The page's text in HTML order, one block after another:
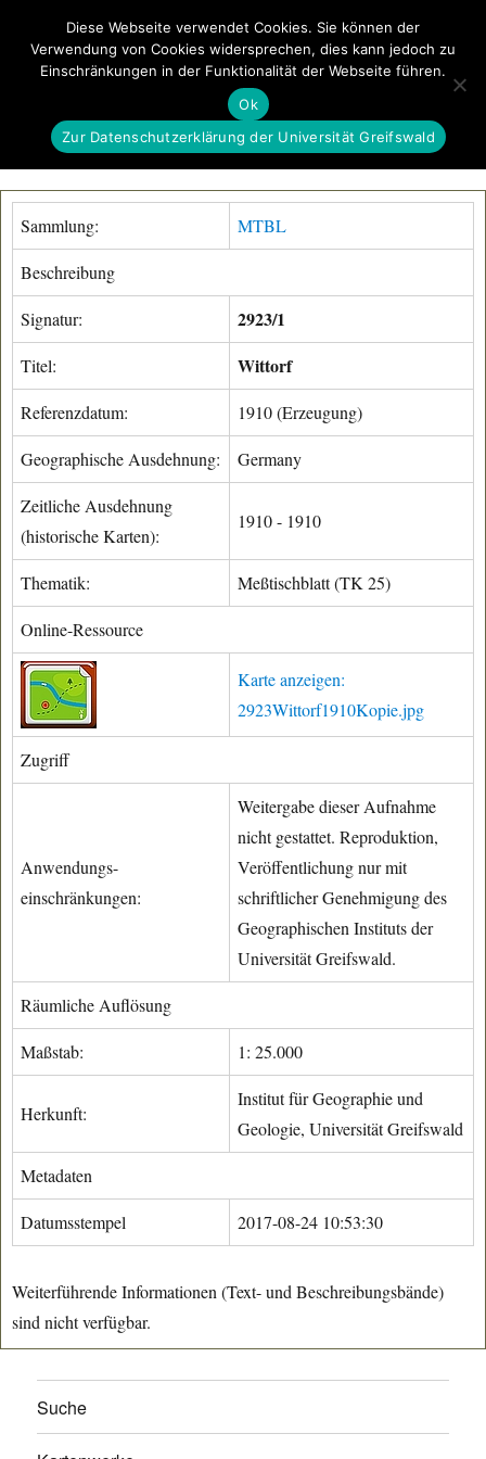
GeoGREIF MENÜ
Sammlung: MTBL
Beschreibung
Signatur: 2923/1
Titel: Wittorf
Referenzdatum: 1910 (Erzeugung)
Geographische Ausdehnung: Germany
Zeitliche Ausdehnung
(historische Karten):
1910 - 1910
Thematik: Meßtischblatt (TK 25)
Online-Ressource
Karte anzeigen:
2923Wittorf1910Kopie.jpg
Zugriff
Anwendungs-
einschränkungen:
Weitergabe dieser Aufnahme
nicht gestattet. Reproduktion,
Veröffentlichung nur mit
schriftlicher Genehmigung des
Geographischen Instituts der
Universität Greifswald.
Räumliche Auflösung
Maßstab: 1: 25.000
Herkunft:
Institut für Geographie und
Geologie, Universität Greifswald
Metadaten
Datumsstempel 2017-08-24 10:53:30
Weiterführende Informationen (Text- und Beschreibungsbände)
sind nicht verfügbar.
Suche
Diese Webseite verwendet Cookies. Sie können der
Verwendung von Cookies widersprechen, dies kann jedoch zu
Einschränkungen in der Funktionalität der Webseite führen.
Ok
Zur Datenschutzerklärung der Universität Greifswald